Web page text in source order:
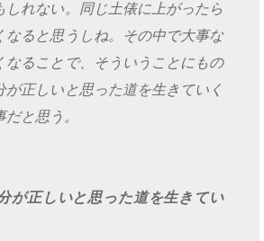
しれない。同じ土俵に上がったら
なると思うしね。その中で大事な
なることで、そういうことにもの
が正しいと思った道を生きていく
と思う。
が正しいと思った道を生きてい